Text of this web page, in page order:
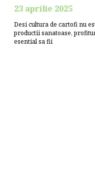
23 aprilie 2025
Desi cultura de cartofi nu
productii sanatoase,
esential sa fii